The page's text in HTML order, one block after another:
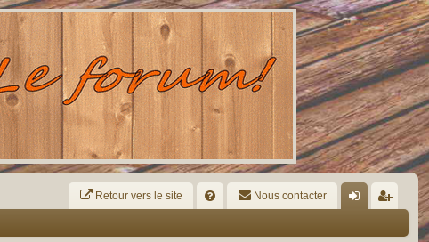
R
Retour vers le site Nous contacter